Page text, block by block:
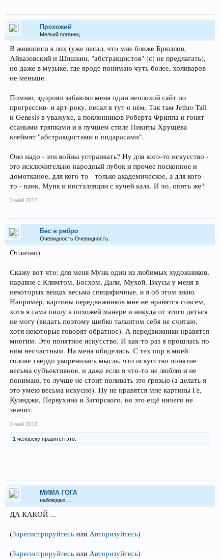
Прохожий
Мелкий поганец
В живописи я лох (уже песал, что мне ближе Брюллов,
Айвазовский и Шишкин, "абстракцистов" (с) не предлагать),
но даже в музыке, где вроде понимаю чуть более, холиваров
не меньше.
Помню, здорово забавлял меня один неплохой сайт по
прогрессив- и арт-року, песал я тут о нём. Так там Jethro Tall
и Genesis в уважухе, а поклонников Роберта Фриппа и гонят
ссаными тряпками и в лучшем стиле Никиты Хрущёва
клеймят "абстракцистами и пидарасами".
Оно надо - эти войны устраивать? Ну для кого-то искусство -
это исключительно народный лубок и прочее посконное и
домотканое, для кого-то - только академическое, а для кого-
то - панк, Мунк и инсталляции с кучей кала. И чо, опять же?
3 май 2012
Бес в ребро
Очевидность Очевидность.
Отлично)
Скажу вот что: для меня Мунк один из любимых художников,
наравне с Климтом, Босхом, Дали, Мухой. Вкусы у меня в
некоторых вещах весьма специфичные, и я об этом знаю.
Например, картины передвижников мне не нравятся совсем,
хотя я сама пишу в похожей манере и никуда от этого деться
не могу (видать поэтому шибко талантом себя не считаю,
хотя некоторые говорят обратное). А передвижники нравятся
многим. Это понятное искусство. И как-то раз я прошлась по
ним несчастным. На меня обиделись. С тех пор в моей
голове твёрдо укоренилась мысль, что искусство понятие
весьма субъективное, и даже если я что-то не люблю и не
понимаю, то лучше не стоит поливать это грязью (а делать я
это умею весьма искусно). Ну не нравятся мне картины Ге,
Куинджи, Первухина и Загорского, но это ещё ничего не
значит.
3 май 2012
1 человеку нравится это.
МИМА ГОГА
наблюдаю ...
ДА КАКОЙ ...
(Зарегистрируйтесь или Авторизуйтесь)
(Зарегистрируйтесь или Авторизуйтесь)